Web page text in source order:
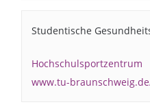
Studentische
Hochschulsportzentrum
www.tu-